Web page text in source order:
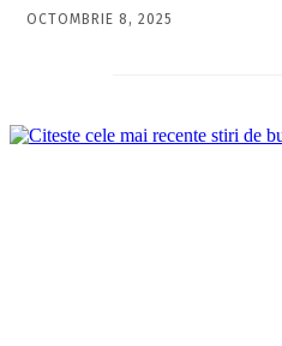
OCTOMBRIE 8, 2025